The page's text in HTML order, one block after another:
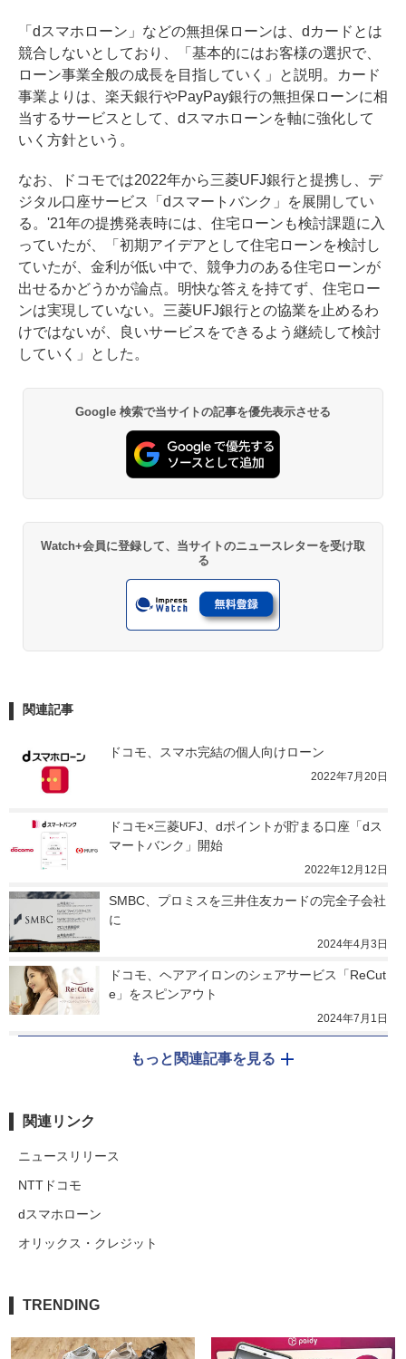
「dスマホローン」などの無担保ローンは、dカードとは
競合しないとしており、「基本的にはお客様の選択で、
ローン事業全般の成長を目指していく」と説明。カード
事業よりは、楽天銀行やPayPay銀行の無担保ローンに相
当するサービスとして、dスマホローンを軸に強化して
いく方針という。
なお、ドコモでは2022年から三菱UFJ銀行と提携し、デ
ジタル口座サービス「dスマートバンク」を展開してい
る。'21年の提携発表時には、住宅ローンも検討課題に入
っていたが、「初期アイデアとして住宅ローンを検討し
ていたが、金利が低い中で、競争力のある住宅ローンが
出せるかどうかが論点。明快な答えを持てず、住宅ロー
ンは実現していない。三菱UFJ銀行との協業を止めるわ
けではないが、良いサービスをできるよう継続して検討
していく」とした。
Google 検索で当サイトの記事を優先表示させる
Watch+会員に登録して、当サイトのニュースレターを受け取
る
関連記事
ドコモ、スマホ完結の個人向けローン
2022年7月20日
ドコモ×三菱UFJ、dポイントが貯まる口座「dス
マートバンク」開始
2022年12月12日
SMBC、プロミスを三井住友カードの完全子会社
に
2024年4月3日
ドコモ、ヘアアイロンのシェアサービス「ReCut
e」をスピンアウト
2024年7月1日
もっと関連記事を見る
関連リンク
ニュースリリース
NTTドコモ
dスマホローン
オリックス・クレジット
TRENDING